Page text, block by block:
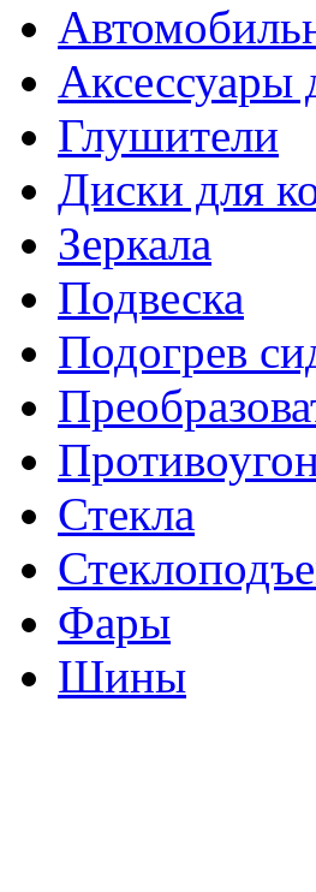
Аксессуары
Глушители
Диски для
Зеркала
Подвеска
Подогрев
Стекла
Фары
Шины